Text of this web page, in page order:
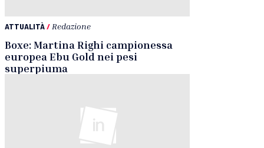
ATTUALITÀ/ Redazione
Boxe: Martina Righi campionessa
europea Ebu Gold nei pesi
superpiuma